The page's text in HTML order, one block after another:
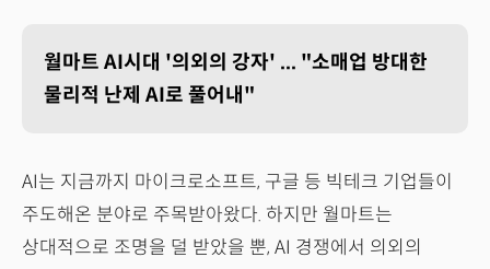
월마트 AI시대 '의외의 강자' ... "소매업 방대한
물리적 난제 AI로 풀어내"
AI는 지금까지 마이크로소프트, 구글 등 빅테크 기업들이
주도해온 분야로 주목받아왔다. 하지만 월마트는
상대적으로 조명을 덜 받았을 뿐, AI 경쟁에서 의외의